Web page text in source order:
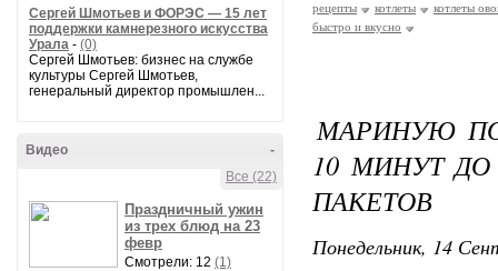
Сергей Шмотьев и ФОРЭС — 15 лет
поддержки камнерезного искусства
Урала - (0)
Сергей Шмотьев: бизнес на службе
культуры Сергей Шмотьев,
генеральный директор промышлен...
-
Видео
Все (22)
Праздничный ужин
из трех блюд на 23
февр
Смотрели: 12 (1)
рецепты
котлеты
котлеты
быстро и вкусно
МАРИНУЮ
10 МИНУТ
ПАКЕТОВ
Понедельник, 14